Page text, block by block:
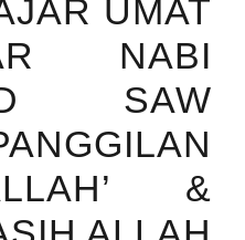
UMAT
NABI
SAW
&